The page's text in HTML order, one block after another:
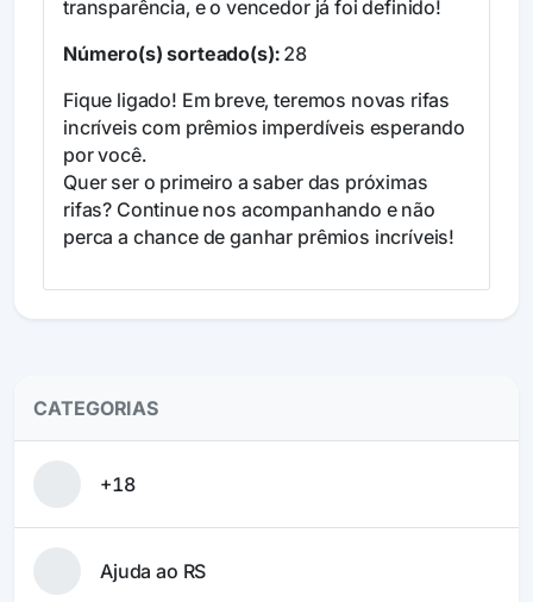
transparência, e o vencedor já foi definido!
Número(s) sorteado(s):28
Fique ligado! Em breve, teremos novas rifas
incríveis com prêmios imperdíveis esperando
por você.
Quer ser o primeiro a saber das próximas
rifas? Continue nos acompanhando e não
perca a chance de ganhar prêmios incríveis!
CATEGORIAS
+18
Ajuda ao RS